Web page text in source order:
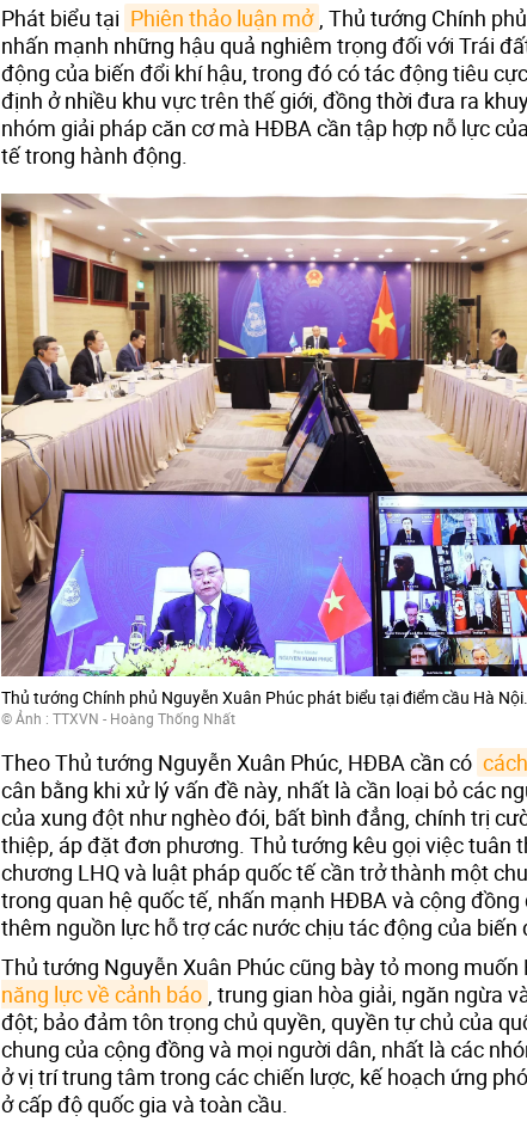
Phát biểu tại Phiên thảo luận mở , Thủ tướng Chính
nhấn mạnh những hậu quả nghiêm trọng đối với Trái
động của biến đổi khí hậu, trong đó có tác động tiêu
định ở nhiều khu vực trên thế giới, đồng thời đưa ra
nhóm giải pháp căn cơ mà HĐBA cần tập hợp nỗ lực
tế trong hành động.
Thủ tướng Chính phủ Nguyễn Xuân Phúc phát biểu tại điểm cầu Hà Nội.
© Ảnh : TTXVN - Hoàng Thống Nhất
Theo Thủ tướng Nguyễn Xuân Phúc, HĐBA cần có
cân bằng khi xử lý vấn đề này, nhất là cần loại bỏ các
của xung đột như nghèo đói, bất bình đẳng, chính trị
thiệp, áp đặt đơn phương. Thủ tướng kêu gọi việc tuân
chương LHQ và luật pháp quốc tế cần trở thành một
trong quan hệ quốc tế, nhấn mạnh HĐBA và cộng đồng
thêm nguồn lực hỗ trợ các nước chịu tác động của biến
Thủ tướng Nguyễn Xuân Phúc cũng bày tỏ mong muốn
năng lực về cảnh báo , trung gian hòa giải, ngăn ngừa
đột; bảo đảm tôn trọng chủ quyền, quyền tự chủ của
chung của cộng đồng và mọi người dân, nhất là các
ở vị trí trung tâm trong các chiến lược, kế hoạch ứng
ở cấp độ quốc gia và toàn cầu.